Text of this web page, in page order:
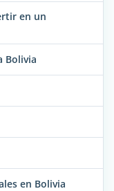
en un
Bolivia
en Bolivia